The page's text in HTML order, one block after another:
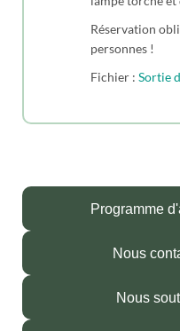
Réservation
personnes !
Fichier : Sortie
Programme
Nous
Nous